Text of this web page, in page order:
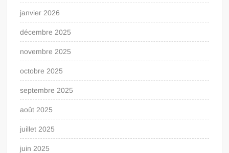
janvier 2026
décembre 2025
novembre 2025
octobre 2025
septembre 2025
août 2025
juillet 2025
juin 2025